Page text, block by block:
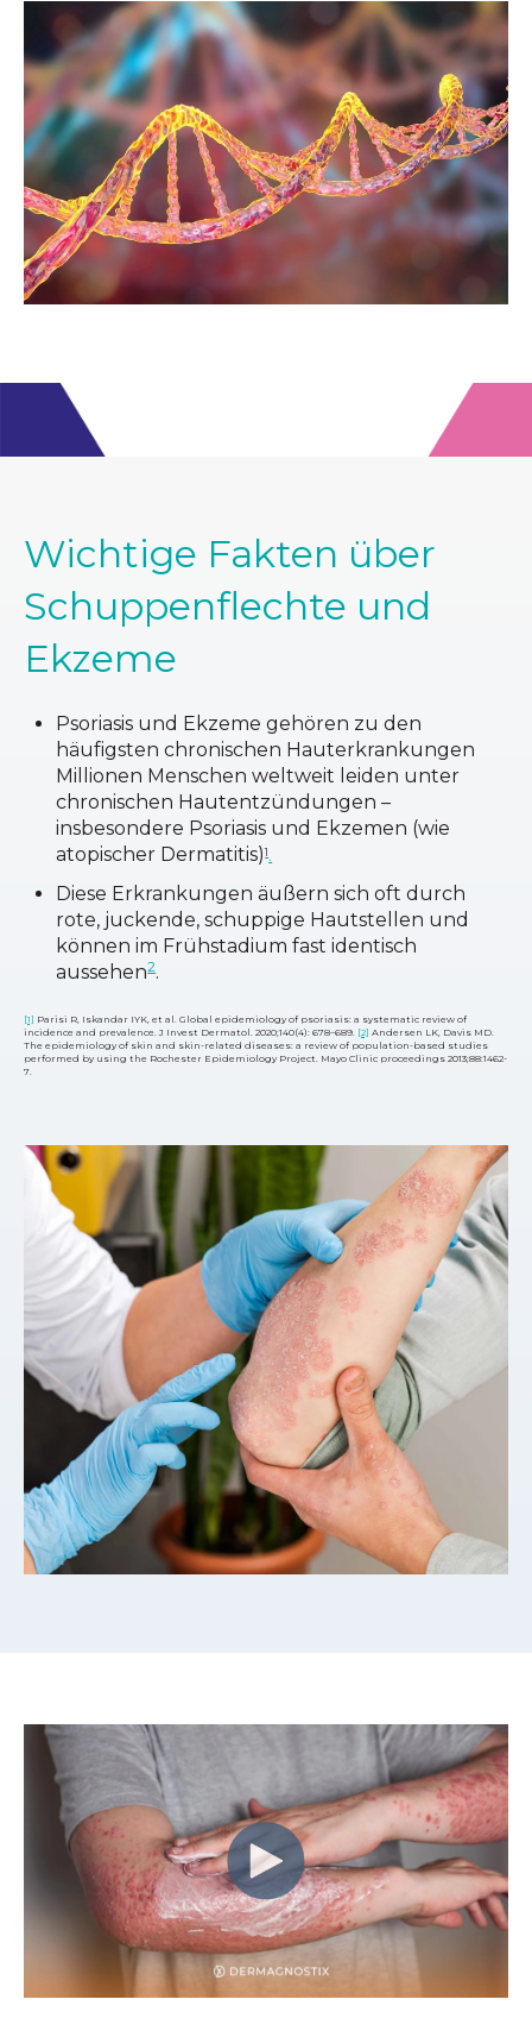
Wichtige Fakten über
Schuppenflechte und
Ekzeme
Psoriasis und Ekzeme gehören zu den
häufigsten chronischen Hauterkrankungen
Millionen Menschen weltweit leiden unter
chronischen Hautentzündungen –
insbesondere Psoriasis und Ekzemen (wie
atopischer Dermatitis)1.
Diese Erkrankungen äußern sich oft durch
rote, juckende, schuppige Hautstellen und
können im Frühstadium fast identisch
aussehen2.
[1] Parisi R, Iskandar IYK, et al. Global epidemiology of psoriasis: a systematic review of
incidence and prevalence. J Invest Dermatol. 2020;140(4): 678–689. [2] Andersen LK, Davis MD.
The epidemiology of skin and skin-related diseases: a review of population-based studies
performed by using the Rochester Epidemiology Project. Mayo Clinic proceedings 2013;88:1462-
7.